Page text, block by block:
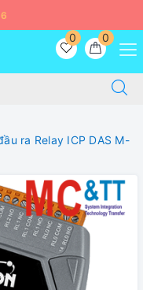
0
0
ra Relay ICP DAS M-